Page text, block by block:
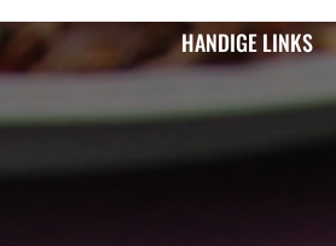
HANDIGE LINKS